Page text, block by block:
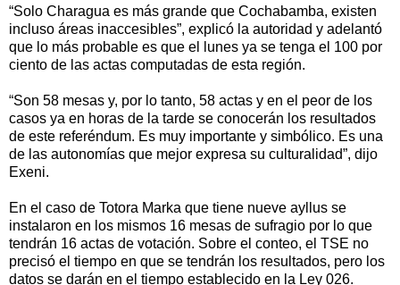
“Solo Charagua es más grande que Cochabamba, existen
incluso áreas inaccesibles”, explicó la autoridad y adelantó
que lo más probable es que el lunes ya se tenga el 100 por
ciento de las actas computadas de esta región.
“Son 58 mesas y, por lo tanto, 58 actas y en el peor de los
casos ya en horas de la tarde se conocerán los resultados
de este referéndum. Es muy importante y simbólico. Es una
de las autonomías que mejor expresa su culturalidad”, dijo
Exeni.
En el caso de Totora Marka que tiene nueve ayllus se
instalaron en los mismos 16 mesas de sufragio por lo que
tendrán 16 actas de votación. Sobre el conteo, el TSE no
precisó el tiempo en que se tendrán los resultados, pero los
datos se darán en el tiempo establecido en la Ley 026.